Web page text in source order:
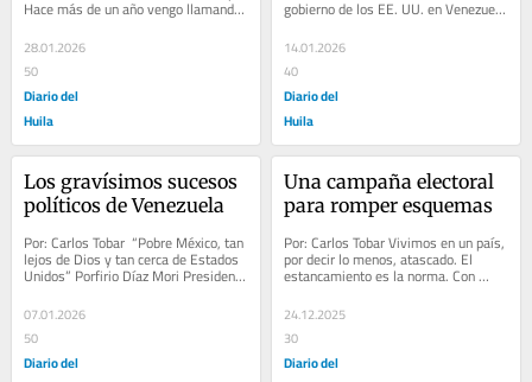
Hace más de un año vengo llamando
la atención por el desenfoque brutal
que el...
28.01.2026
50
Diario del
Huila
gobierno de los EE. UU. en Venezuela
es que, desde siempre, a los países
y...
14.01.2026
40
Diario del
Huila
Los gravísimos sucesos
políticos de Venezuela
Por: Carlos Tobar  “Pobre México, tan
lejos de Dios y tan cerca de Estados
Unidos” Porfirio Díaz Mori Presidente
07.01.2026
50
Diario del
Una campaña electoral
para romper esquemas
Por: Carlos Tobar Vivimos en un país,
por decir lo menos, atascado. El
estancamiento es la norma. Con
de los...
24.12.2025
30
Diario del